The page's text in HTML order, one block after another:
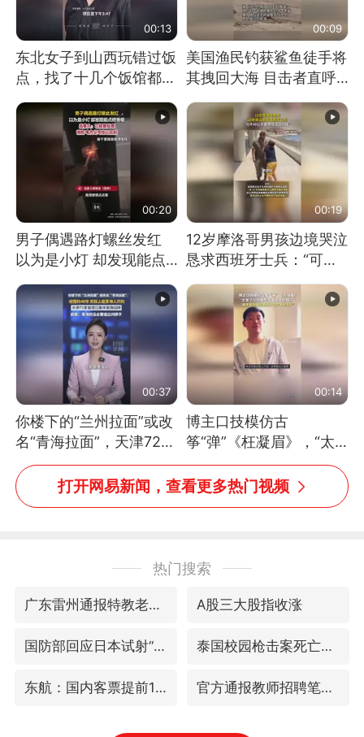
00:13
东北女子到山西玩错过饭
点，找了十几个饭馆都没
00:09
美国渔民钓获鲨鱼徒手将
其拽回大海 目击者直呼
消息）
00:20
男子偶遇路灯螺丝发红
以为是小灯 却发现能点
处理
00:19
12岁摩洛哥男孩边境哭泣
恳求西班牙士兵：“可不
00:37
你楼下的“兰州拉面”或改
名“青海拉面”，天津72家
面馆已集体更换招牌
00:14
博主口技模仿古
筝“弹”《枉凝眉》，“太
像了～你是吃古筝长大的
吗？”“或将成为首位考级
不带古筝的选手。”（来
打开网易新闻，查看更多热门视频
热门搜索
广东雷州通报特教老师招聘违规事件 A股三大股指收涨
国防部回应日本试射“战斧”导弹 泰国校园枪击案死亡人数升至7人
东航：国内客票提前14天免费退改 官方通报教师招聘笔试前13名被淘汰